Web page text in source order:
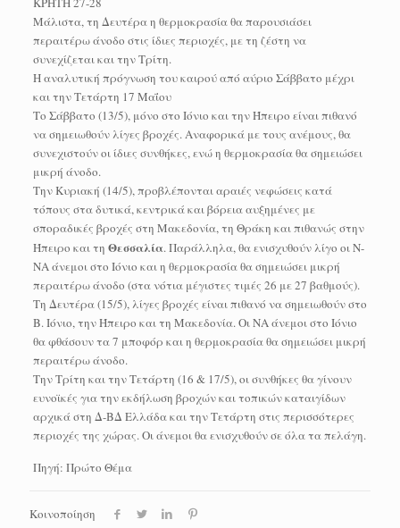
Μάλιστα, τη Δευτέρα η θερμοκρασία θα παρουσιάσει
περαιτέρω άνοδο στις ίδιες περιοχές, με τη ζέστη να
συνεχίζεται και την Τρίτη.
Η αναλυτική πρόγνωση του καιρού από αύριο Σάββατο μέχρι
και την Τετάρτη 17 Μαΐου
Το Σάββατο (13/5), μόνο στο Ιόνιο και την Ήπειρο είναι πιθανό
να σημειωθούν λίγες βροχές. Αναφορικά με τους ανέμους, θα
συνεχιστούν οι ίδιες συνθήκες, ενώ η θερμοκρασία θα σημειώσει
μικρή άνοδο.
Την Κυριακή (14/5), προβλέπονται αραιές νεφώσεις κατά
τόπους στα δυτικά, κεντρικά και βόρεια αυξημένες με
σποραδικές βροχές στη Μακεδονία, τη Θράκη και πιθανώς στην
Ήπειρο και τη Θεσσαλία. Παράλληλα, θα ενισχυθούν λίγο οι Ν-
ΝΑ άνεμοι στο Ιόνιο και η θερμοκρασία θα σημειώσει μικρή
περαιτέρω άνοδο (στα νότια μέγιστες τιμές 26 με 27 βαθμούς).
Τη Δευτέρα (15/5), λίγες βροχές είναι πιθανό να σημειωθούν στο
Β. Ιόνιο, την Ήπειρο και τη Μακεδονία. Οι ΝΑ άνεμοι στο Ιόνιο
θα φθάσουν τα 7 μποφόρ και η θερμοκρασία θα σημειώσει μικρή
περαιτέρω άνοδο.
Την Τρίτη και την Τετάρτη (16 & 17/5), οι συνθήκες θα γίνουν
ευνοϊκές για την εκδήλωση βροχών και τοπικών καταιγίδων
αρχικά στη Δ-ΒΔ Ελλάδα και την Τετάρτη στις περισσότερες
περιοχές της χώρας. Οι άνεμοι θα ενισχυθούν σε όλα τα πελάγη.
Πηγή: Πρώτο Θέμα
Κοινοποίηση